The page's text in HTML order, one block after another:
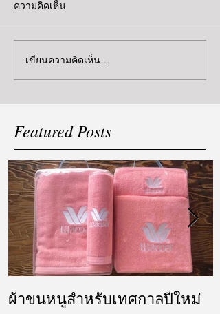
ความคิดเห็น
เขียนความคิดเห็น…
Featured Posts
ผ้าขนหนูสำหรับเทศกาลปีใหม่